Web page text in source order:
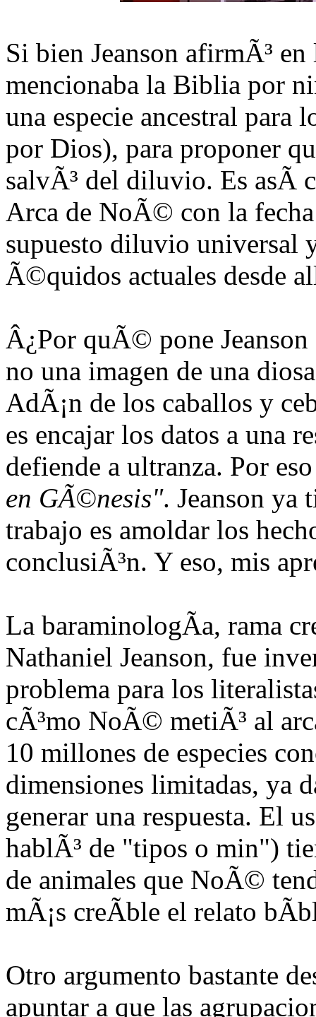
Si bien Jeanson afirmÃ³
mencionaba la Biblia por
una especie ancestral para
por Dios), para proponer
salvÃ³ del diluvio. Es asÃ­
Arca de NoÃ© con la
supuesto diluvio universal
Ã©quidos actuales desde
Â¿Por quÃ© pone
no una imagen de una
AdÃ¡n de los caballos y
es encajar los datos a una
defiende a ultranza. Por
en GÃ©nesis". Jeanson ya
trabajo es amoldar los
conclusiÃ³n. Y eso, mis
La baraminologÃ­a, rama
Nathaniel Jeanson, fue
problema para los
cÃ³mo NoÃ© metiÃ³ al
10 millones de especies
dimensiones limitadas, ya
generar una respuesta. El
hablÃ³ de "tipos o min")
de animales que NoÃ©
mÃ¡s creÃ­ble el relato
Otro argumento bastante
apuntar a que las